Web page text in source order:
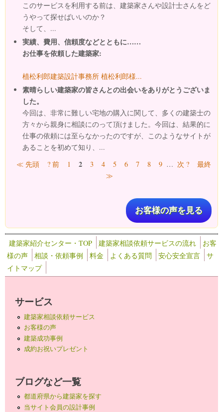
このサービスを利用する前は、建築家さんや設計士さんをど
うやって探せばいいのか？
そして、...
実績、費用、信頼度などとともに……
お仕事を依頼した建築家:
植松利郎建築設計事務所 植松利郎様...
素晴らしい建築家の皆さんとの出会いをありがとうございま
した。
今回は、非常に難しい宅地の購入に関して、多くの建築士の
方々から親身に相談にのって頂けました。今回は、結果的に
仕事の依頼には至らなかったのですが、このようなサイトが
あることを初めて知り、...
ページ
≪ 先頭 ? 前 1 2 3 4 5 6 7 8 9 … 次 ?
最終
≫
お客様の声を見る
建築家紹介センター・TOP 建築家相談依頼サービスの流れ
お客
様の声
相談・依頼事例 料金 よくある質問 安心安全宣言
サ
イトマップ
サービス
建築家相談依頼サービス
お客様の声
建築成功事例
成約お祝いプレゼント
ブログなど一覧
都道府県から建築家を探す
当サイト会員の設計事例